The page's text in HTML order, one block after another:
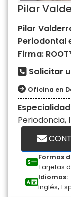
Pilar
Pilar
Periodontal
Firma:
Solicitar
Oficina en
Periodoncia,
Formas
Tarjetas
Idiomas:
Inglés,